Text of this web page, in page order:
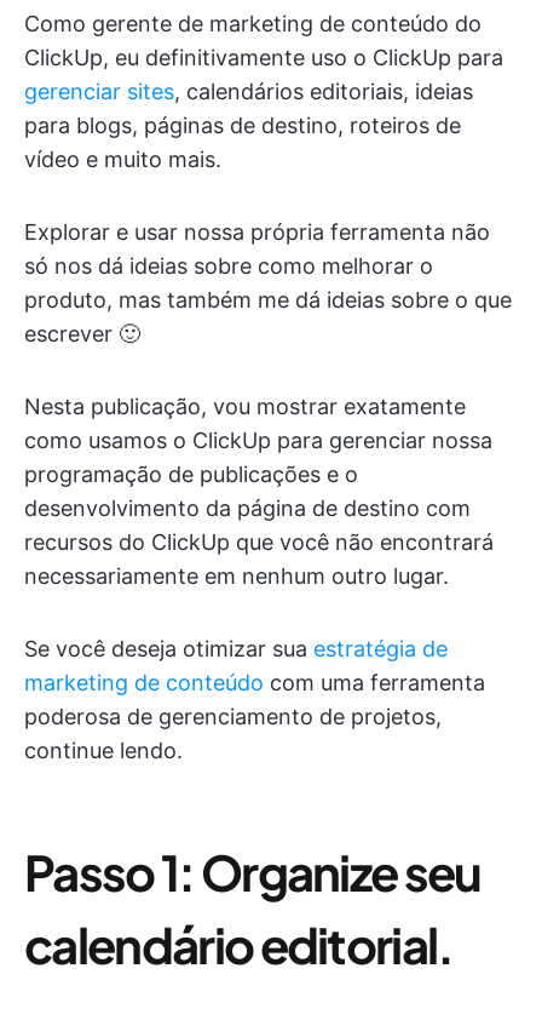
Como gerente de marketing de conteúdo do
ClickUp, eu definitivamente uso o ClickUp para
gerenciar sites, calendários editoriais, ideias
para blogs, páginas de destino, roteiros de
vídeo e muito mais.
Explorar e usar nossa própria ferramenta não
só nos dá ideias sobre como melhorar o
produto, mas também me dá ideias sobre o que
escrever 🙂
Nesta publicação, vou mostrar exatamente
como usamos o ClickUp para gerenciar nossa
programação de publicações e o
desenvolvimento da página de destino com
recursos do ClickUp que você não encontrará
necessariamente em nenhum outro lugar.
Se você deseja otimizar sua estratégia de
marketing de conteúdo com uma ferramenta
poderosa de gerenciamento de projetos,
continue lendo.
Passo 1: Organize seu
calendário editorial.